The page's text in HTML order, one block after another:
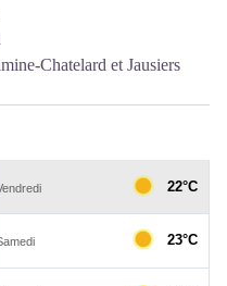
Chatelard et Jausiers